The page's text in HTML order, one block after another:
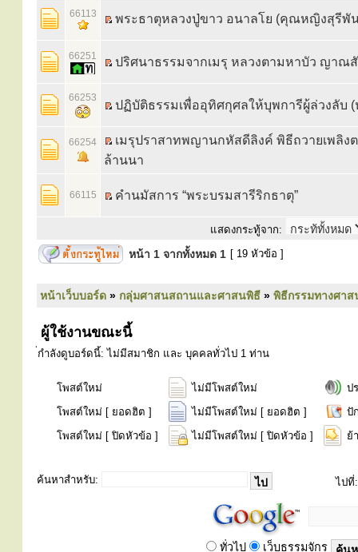
66113 พระธาตุหลวงปู่ขาว อนาลโย (คุณหญิงสุรีพั
66251 ปริศนาธรรมจากเมรุ หลวงตามหาบัว ญาณ
66253
ปฏิบัติธรรมเพื่ออุทิศกุศลให้บุพการีผู้ล่วงลับ
66254
เมรุปราสาทพญานกหัสดีลิงค์ พิธีถวายเพลิง
ล้านนา
66115 คำนมัสการ “พระบรมสารีริกธาตุ”
แสดงกระทู้จาก:
หน้า 1 จากทั้งหมด 1 [ 19 หัวข้อ ]
หน้าเว็บบอร์ด » กลุ่มศาสนสถานและศาสนพิธี » พิธีกรรมทางศา
ผู้ใช้งานขณะนี้
่กำลังดูบอร์ดนี้: ไม่มีสมาชิก และ บุคคลทั่วไป 1 ท่าน
โพสต์ใหม่ ไม่มีโพสต์ใหม่
ป
โพสต์ใหม่ [ ยอดฮิต ]
ไม่มีโพสต์ใหม่ [ ยอดฮิต ]
ปั
โพสต์ใหม่ [ ปิดหัวข้อ ]
ไม่มีโพสต์ใหม่ [ ปิดหัวข้อ ] ย้
ค้นหาสำหรับ: ไปที่:
ทั่วไป เว็บธรรมจักร